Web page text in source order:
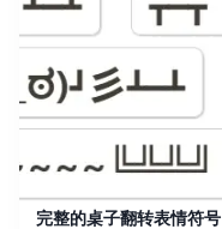
完整的桌子翻转表情符号